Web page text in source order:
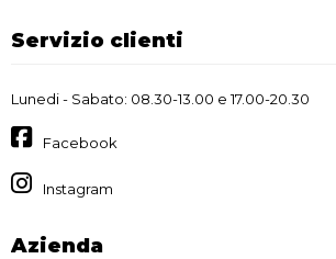
Servizio clienti
Lunedi - Sabato: 08.30-13.00 e 17.00-20.30
Facebook
Instagram
Azienda